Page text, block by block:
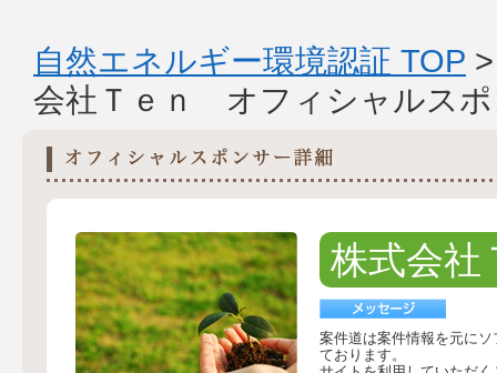
自然エネルギー環境認証 TOP
会社Ｔｅｎ オフィシャルスポ
株式会社
案件道は案件情報を元に
ております。